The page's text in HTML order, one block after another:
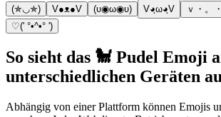
(✯◡✯)
V●ᴥ●V (υ◉ω◉υ) V◕ฺω◕ฺV ｖ・。
♡(' °•^•° ')
So sieht das 🐩 Pudel Emoji
unterschiedlichen Geräten
Abhängig von einer Plattform können Emojis